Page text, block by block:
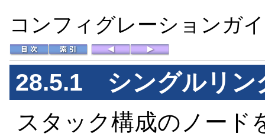
コンフィグレーションガ
28.5.1 シングルリン
スタック構成のノード